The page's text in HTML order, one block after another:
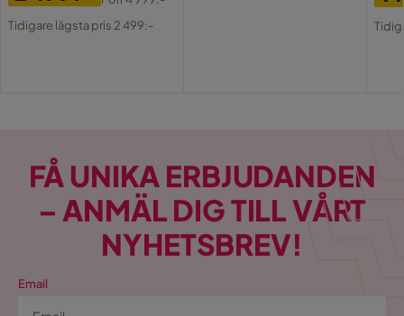
Pris
Original
Tidigare lägsta pris 2 499:-
FÅ UNIKA ERBJUDANDEN
– ANMÄL DIG TILL VÅRT
NYHETSBREV!
Email